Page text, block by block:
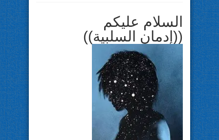
السلام عليكم
((إدمان السلبية))